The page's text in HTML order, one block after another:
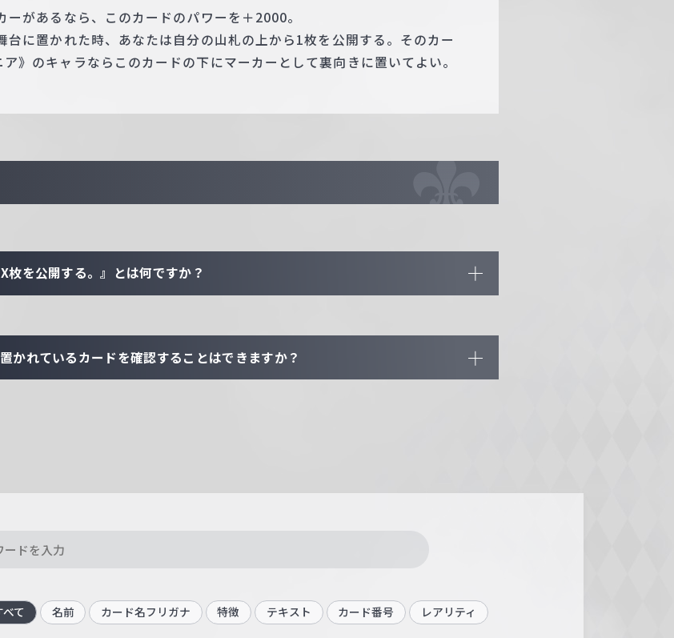
ーがあるなら、このカードのパワーを＋2000。
台に置かれた時、あなたは自分の山札の上から1枚を公開する。そのカー
》のキャラならこのカードの下にマーカーとして裏向きに置いてよい。
枚を公開する。』とは何ですか？
かれているカードを確認することはできますか？
べて 名前 カード名フリガナ 特徴 テキスト カード番号 レアリティ